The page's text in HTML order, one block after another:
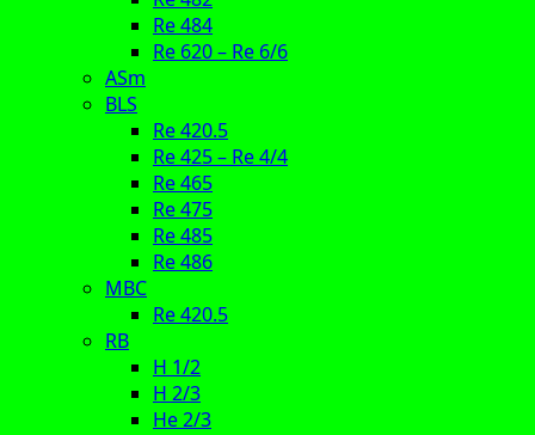
Re 484
Re 620 – Re 6/6
ASm
BLS
Re 420.5
Re 425 – Re 4/4
Re 465
Re 475
Re 485
Re 486
MBC
Re 420.5
RB
H 1/2
H 2/3
He 2/3